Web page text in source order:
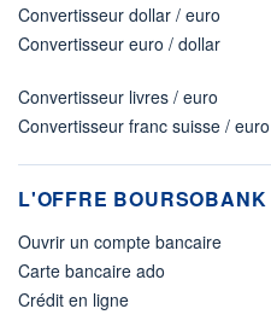
Convertisseur dollar / euro
Convertisseur euro / dollar
Convertisseur livres / euro
Convertisseur franc suisse / euro
L'OFFRE BOURSOBANK
Ouvrir un compte bancaire
Carte bancaire ado
Crédit en ligne